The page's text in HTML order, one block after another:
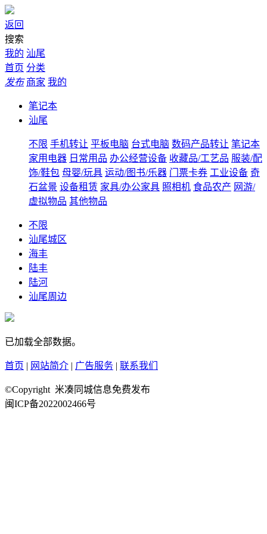
返回
搜索
我的 汕尾
首页 分类
发布 商家 我的
笔记本
汕尾
不限 手机转让 平板电脑 台式电脑 数码产品转让 笔记本
家用电器 日常用品 办公经营设备 收藏品/工艺品 服装/配
饰/鞋包 母婴/玩具 运动/图书/乐器 门票卡券 工业设备 奇
石盆景 设备租赁 家具/办公家具 照相机 食品农产 网游/
虚拟物品 其他物品
不限
汕尾城区
海丰
陆丰
陆河
汕尾周边
已加载全部数据。
首页 | 网站简介 | 广告服务 | 联系我们
©Copyright 米凑同城信息免费发布
闽ICP备2022002466号